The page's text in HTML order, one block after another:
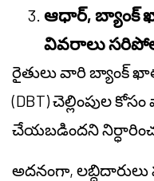
ఆధార్, బ్యాంక్
వివరాలు
రైతులు వారి బ్యాంక్
(DBT) చెల్లింపుల
చేయబడిందని
అదనంగా, లబ్ధిదారులు